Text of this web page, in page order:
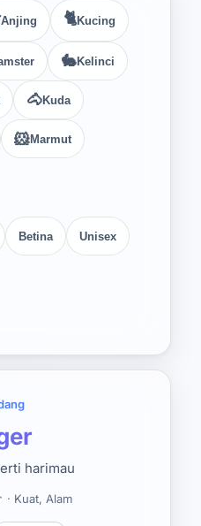
Anjing 🐈Kucing
🐇Kelinci
🐴Kuda
🐹Marmut
Betina Unisex
harimau
· Kuat, Alam